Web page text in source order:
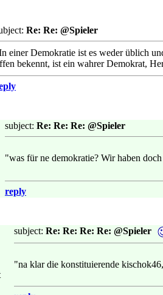
Re: Re: @Spieler
einer Demokratie ist es weder üblich
bekennt, ist ein wahrer Demokrat,
subject: Re: Re: Re: @Spieler
"was für ne demokratie? Wir haben
reply
subject: Re: Re: Re: Re: @Spieler
"na klar die konstituierende